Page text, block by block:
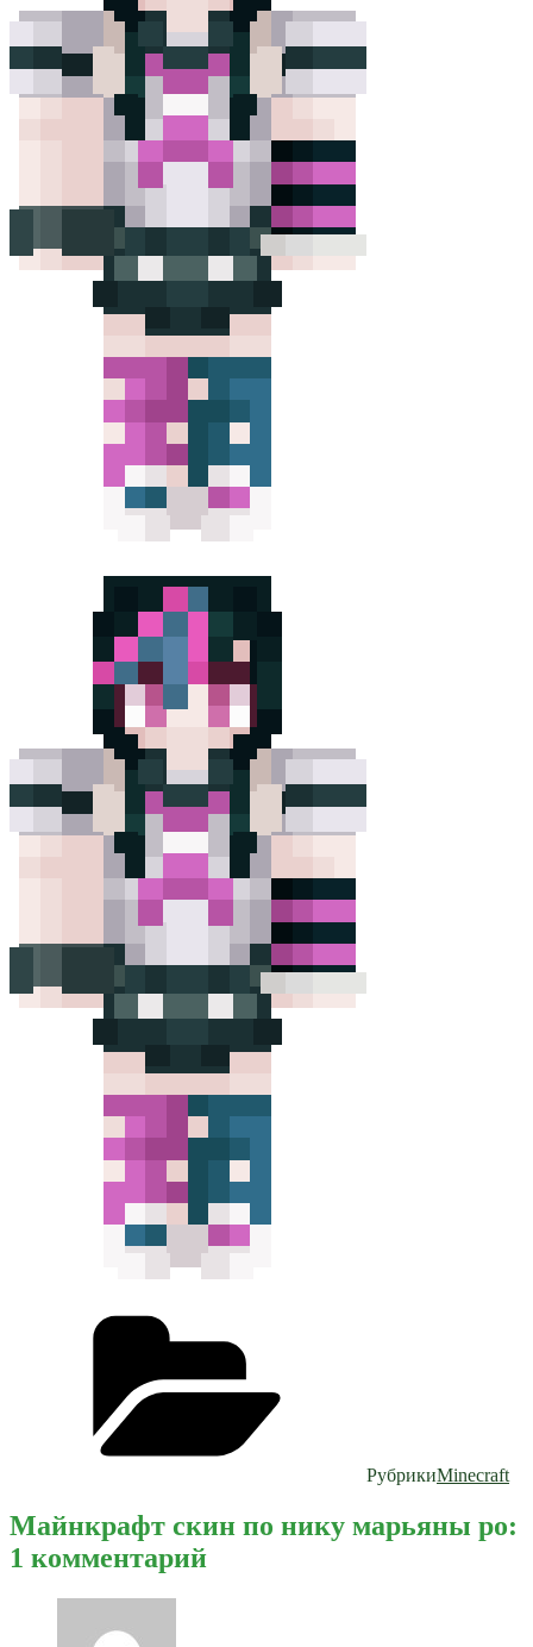
РубрикиMinecraft
Майнкрафт скин по нику марьяны ро:
1 комментарий